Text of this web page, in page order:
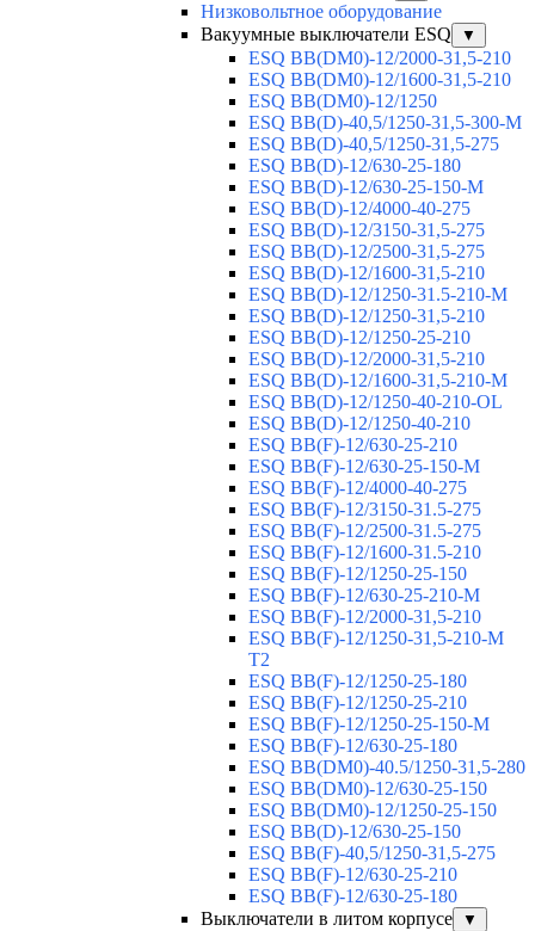
Низковольтное оборудование
Вакуумные выключатели ESQ
▼
ESQ ВВ(DM0)-12/2000-31,5-210
ESQ ВВ(DM0)-12/1600-31,5-210
ESQ ВВ(DM0)-12/1250
ESQ ВВ(D)-40,5/1250-31,5-300-М
ESQ ВВ(D)-40,5/1250-31,5-275
ESQ ВВ(D)-12/630-25-180
ESQ ВВ(D)-12/630-25-150-М
ESQ ВВ(D)-12/4000-40-275
ESQ ВВ(D)-12/3150-31,5-275
ESQ ВВ(D)-12/2500-31,5-275
ESQ ВВ(D)-12/1600-31,5-210
ESQ ВВ(D)-12/1250-31.5-210-М
ESQ ВВ(D)-12/1250-31,5-210
ESQ ВВ(D)-12/1250-25-210
ESQ BB(D)-12/2000-31,5-210
ESQ BB(D)-12/1600-31,5-210-М
ESQ BB(D)-12/1250-40-210-OL
ESQ BB(D)-12/1250-40-210
ESQ ВВ(F)-12/630-25-210
ESQ ВВ(F)-12/630-25-150-М
ESQ ВВ(F)-12/4000-40-275
ESQ ВВ(F)-12/3150-31.5-275
ESQ ВВ(F)-12/2500-31.5-275
ESQ ВВ(F)-12/1600-31.5-210
ESQ ВВ(F)-12/1250-25-150
ESQ BB(F)-12/630-25-210-М
ESQ BB(F)-12/2000-31,5-210
ESQ BB(F)-12/1250-31,5-210-М
T2
ESQ BB(F)-12/1250-25-180
ESQ ВВ(F)-12/1250-25-210
ESQ ВВ(F)-12/1250-25-150-М
ESQ BB(F)-12/630-25-180
ESQ ВВ(DM0)-40.5/1250-31,5-280
ESQ ВВ(DM0)-12/630-25-150
ESQ ВВ(DM0)-12/1250-25-150
ESQ BB(D)-12/630-25-150
ESQ ВВ(F)-40,5/1250-31,5-275
ESQ ВВ(F)-12/630-25-210
ESQ ВВ(F)-12/630-25-180
Выключатели в литом корпусе
▼